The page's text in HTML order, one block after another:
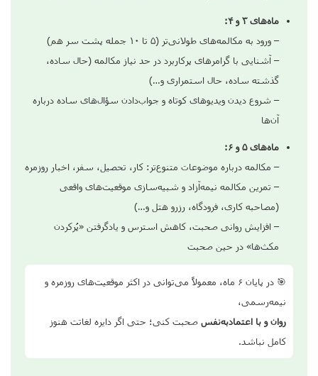
ماه‌های ۳ و ۴:
– ورود به مکالمه‌های طولانی‌تر (۵ تا ۱۰ جمله پشت سر هم)
– آشنایی با گرامرهای پرکاربرد در حد نیاز مکالمه (حال ساده،
گذشته ساده، حال استمراری و…)
– شروع دیدن ویدیوهای کوتاه و جواب‌دادن سؤال‌های ساده درباره
آن‌ها
ماه‌های ۵ و ۶:
– مکالمه درباره موضوعات متنوع‌تر: کار، تحصیل، سفر، اخبار روزمره
– تمرین مکالمه نیمه‌آزاد و شبیه‌سازی موقعیت‌های واقعی
(مصاحبه کاری، فرودگاه، رزرو هتل و…)
– افزایش روانی صحبت، کاهش استرس و یادگرفتن «پُرکردن
مکث‌ها» در حین صحبت
🎯 در پایان ۶ ماه، معمولاً می‌توانی در اکثر موقعیت‌های روزمره و
نیمه‌رسمی،
روان و با اعتمادبه‌نفس صحبت کنی؛ حتی اگر دایره لغاتت هنوز
کامل نباشد.